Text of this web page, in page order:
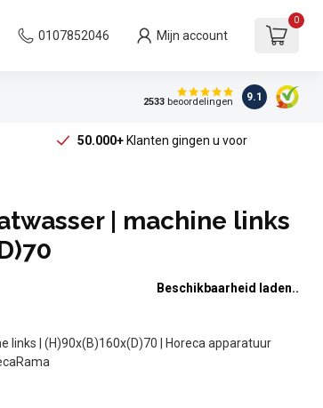
0107852046 Mijn account
0
2533beoordelingen 9.1
50.000+Klanten gingen u voor
| machine links
Beschikbaarheid laden..
links | (H)90x(B)160x(D)70 | Horeca apparatuur